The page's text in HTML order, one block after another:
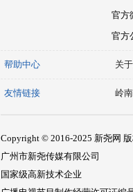
官方
官方
帮助中心 关
友情链接 岭
Copyright © 2016-2025 新尧网
广州市新尧传媒有限公司
国家级高新技术企业